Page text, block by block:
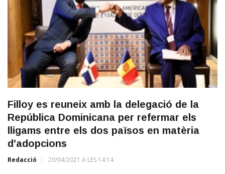
Filloy es reuneix amb la delegació de la
República Dominicana per refermar els
lligams entre els dos països en matèria
d’adopcions
Redacció 20/04/2021 A LES 14:14